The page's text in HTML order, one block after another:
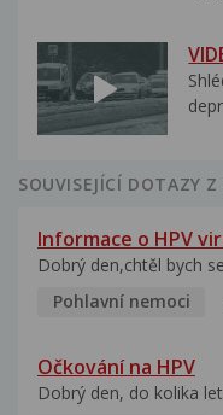
SOUVISEJÍCÍ DOTAZY Z
Informace o HPV
Dobrý den,chtěl bych
Pohlavní nemoci
Očkování na HPV
Dobrý den, do kolika